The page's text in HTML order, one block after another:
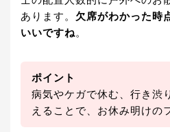
あります。 欠席がわかった時
いいですね。
ポイント
病気やケガで休む、行き渋
えることで、お休み明けの